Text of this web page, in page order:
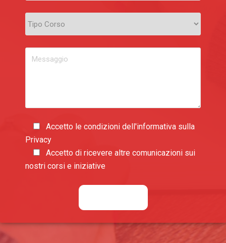
Accetto le condizioni dell'informativa sulla
Privacy
Accetto di ricevere altre comunicazioni sui
nostri corsi e iniziative